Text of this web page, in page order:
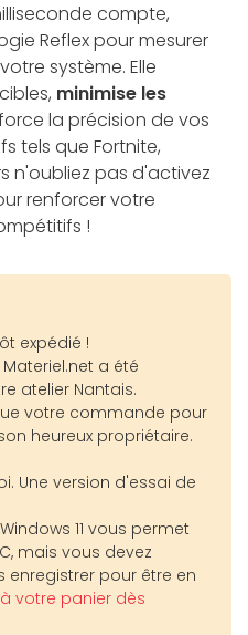
compte,
Reflex pour mesurer
système. Elle
minimise les
la précision de vos
tels que Fortnite,
n'oubliez pas d'activez
renforcer votre
!
expédié !
a été
atelier Nantais.
votre commande pour
heureux propriétaire.
Une version d'essai de
11 vous permet
mais vous devez
enregistrer pour être en
votre panier dès